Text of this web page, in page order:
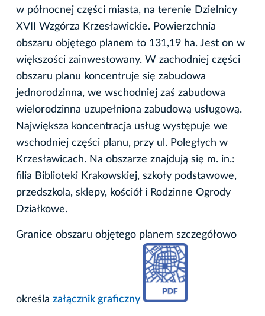
w północnej części miasta, na terenie Dzielnicy
XVII Wzgórza Krzesławickie. Powierzchnia
obszaru objętego planem to 131,19 ha. Jest on w
większości zainwestowany. W zachodniej części
obszaru planu koncentruje się zabudowa
jednorodzinna, we wschodniej zaś zabudowa
wielorodzinna uzupełniona zabudową usługową.
Największa koncentracja usług występuje we
wschodniej części planu, przy ul. Poległych w
Krzesławicach. Na obszarze znajdują się m. in.:
filia Biblioteki Krakowskiej, szkoły podstawowe,
przedszkola, sklepy, kościół i Rodzinne Ogrody
Działkowe.
Granice obszaru objętego planem szczegółowo
określa załącznik graficzny